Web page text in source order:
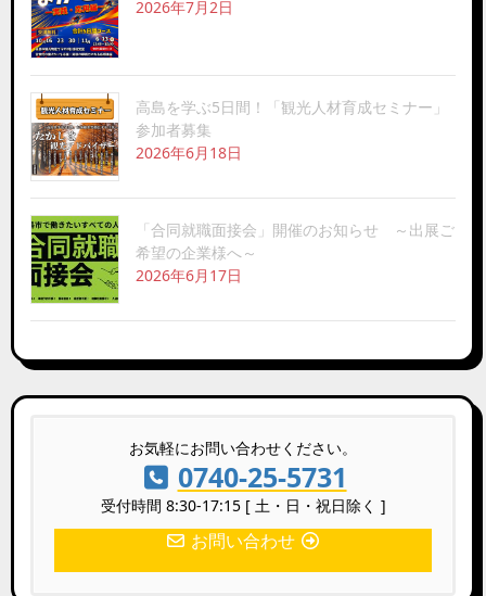
2026年7月2日
高島を学ぶ5日間！「観光人材育成セミナー」
参加者募集
2026年6月18日
「合同就職面接会」開催のお知らせ ～出展ご
希望の企業様へ～
2026年6月17日
お気軽にお問い合わせください。
0740-25-5731
受付時間 8:30-17:15 [ 土・日・祝日除く ]
お問い合わせ